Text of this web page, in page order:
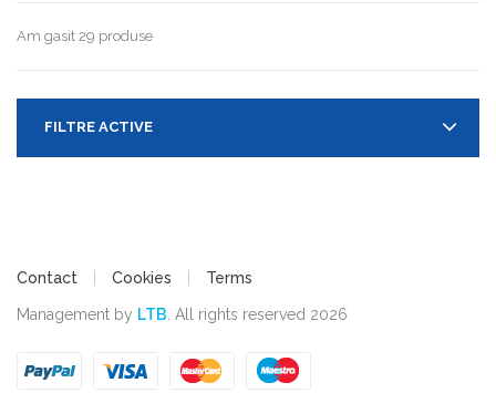
Am gasit 29 produse
FILTRE ACTIVE
Contact Cookies Terms
Management by LTB . All rights reserved 2026